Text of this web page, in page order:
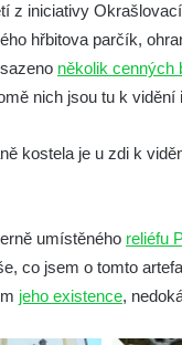
ulic 5. května a Dělnická
ulici v Kamenném Újezdě
hřbitova ve Velešíně
domu čp. 127 v Římově
z iniciativy
hřbitova parčík,
několik cenných
nich jsou tu k vidění
kostela je u zdi k
umístěného reliéfu
co jsem o tomto
jeho existence,